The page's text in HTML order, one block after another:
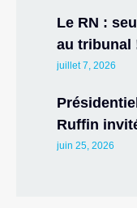
Le RN :
au tribunal
juillet 7, 2026
Ruffin
juin 25, 2026